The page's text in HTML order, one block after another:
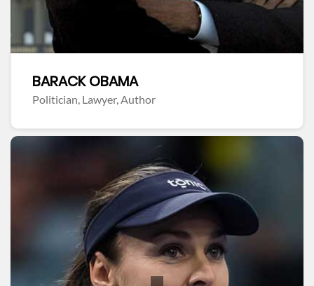
BARACK OBAMA
Politician, Lawyer, Author